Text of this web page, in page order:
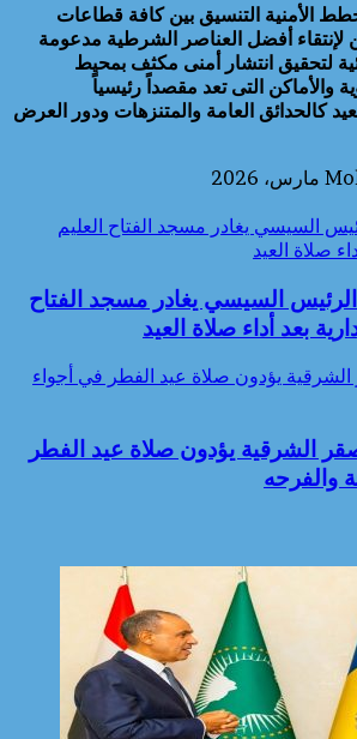
الأمنية التنسيق بين كافة قطاعات
لإنتقاء أفضل العناصر الشرطية مدعومة
لتحقيق انتشار أمنى مكثف بمحيط
والأماكن التى تعد مقصداً رئيسياً
كالحدائق العامة والمتنزهات ودور العرض
السيسي يغادر مسجد الفتاح العليم
صلاة العيد
السيسي يغادر مسجد الفتاح
بعد أداء صلاة العيد
يؤدون صلاة عيد الفطر في أجواء
الشرقية يؤدون صلاة عيد الفطر
والفرحه